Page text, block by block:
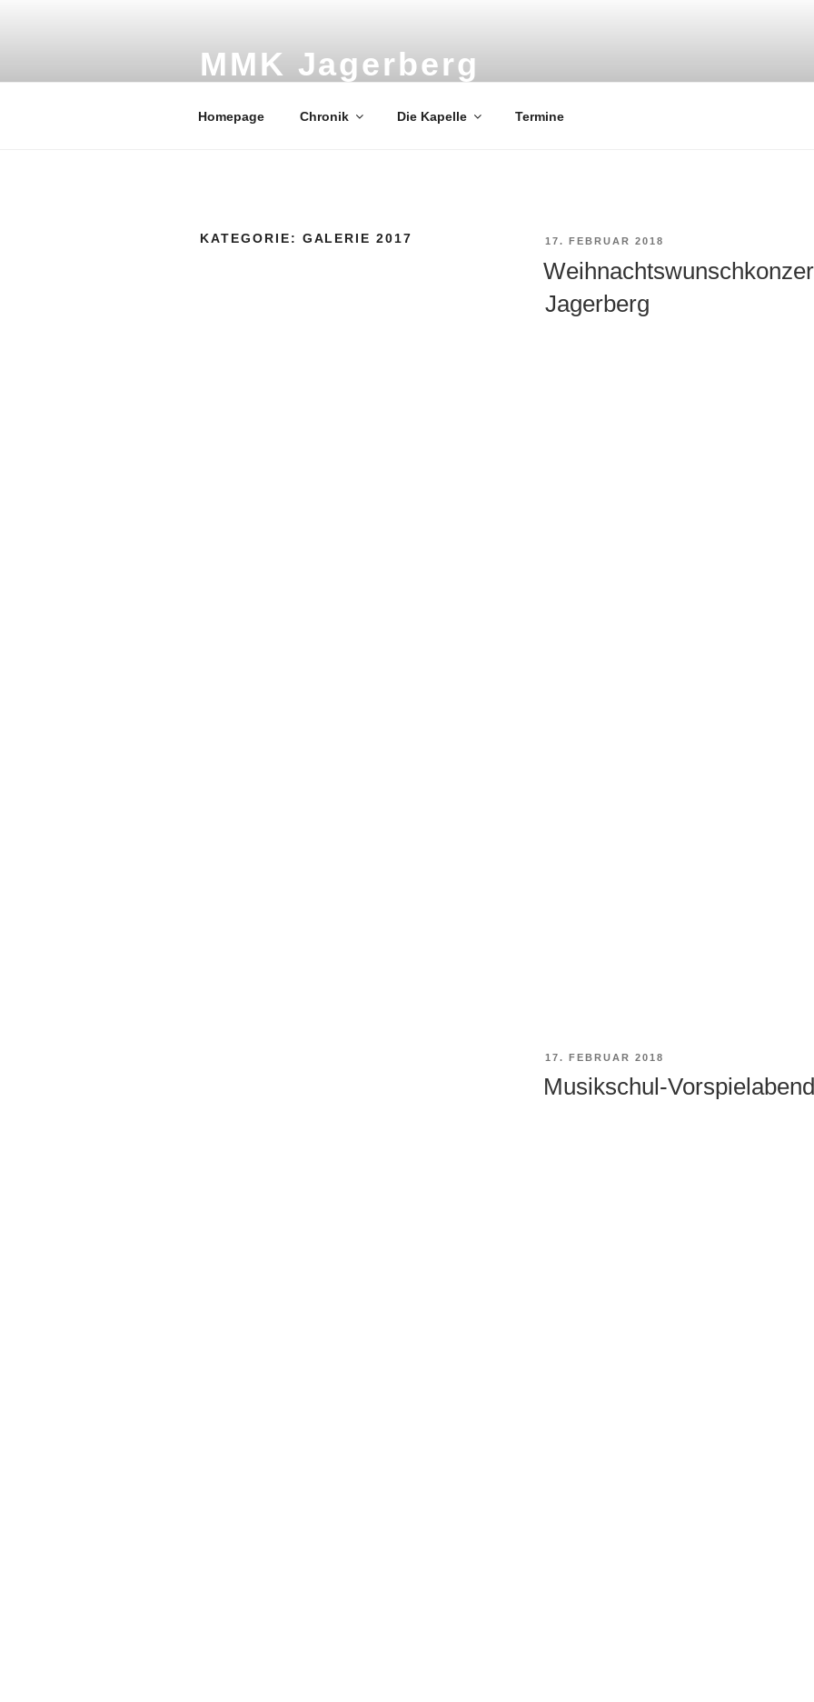
MMK Jagerberg
Homepage Chronik Die Kapelle Termine
KATEGORIE: GALERIE 2017
VERÖFFENTLICHT
AM
17. FEBRUAR 2018
Jagerberg
VERÖFFENTLICHT
AM
17. FEBRUAR 2018
Musikschul-